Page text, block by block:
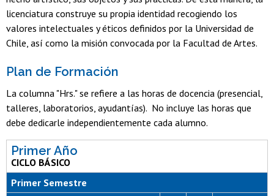
licenciatura construye su propia identidad recogiendo los
valores intelectuales y éticos definidos por la Universidad de
Chile, así como la misión convocada por la Facultad de Artes.
Plan de Formación
La columna "Hrs." se refiere a las horas de docencia (presencial,
talleres, laboratorios, ayudantías). No incluye las horas que
debe dedicarle independientemente cada alumno.
Primer Año
CICLO BÁSICO
Primer Semestre